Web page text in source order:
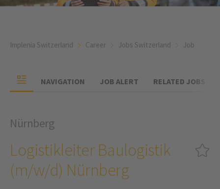
Implenia Switzerland Career Jobs Switzerland Job
NAVIGATION JOB ALERT RELATED JOBS
Nürnberg
Logistikleiter Baulogistik
(m/w/d) Nürnberg